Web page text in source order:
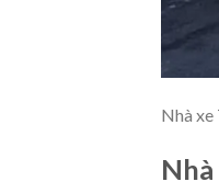
Nhà xe